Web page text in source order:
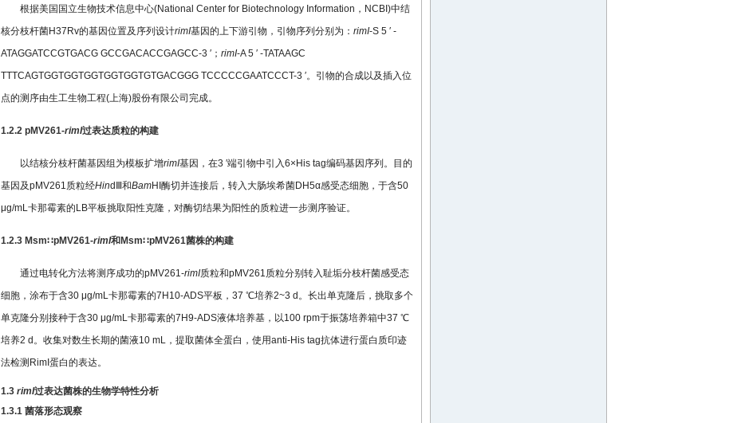
根据美国国立生物技术信息中心(National Center for Biotechnology Information，NCBI)中结
核分枝杆菌H37Rv的基因位置及序列设计rimI基因的上下游引物，引物序列分别为： rimI-S 5 ′ -
ATAGGATCCGTGACG GCCGACACCGAGCC-3 ′； rimI-A 5 ′ -TATAAGC
TTTCAGTGGTGGTGGTGGTGGTGTGACGGG TCCCCCGAATCCCT-3 ′。引物的合成以及插入位
点的测序由生工生物工程(上海)股份有限公司完成。
1.2.2 pMV261-rimI过表达质粒的构建
以结核分枝杆菌基因组为模板扩增rimI基因，在3 ′端引物中引入6×His tag编码基因序列。目的
基因及pMV261质粒经HindⅢ和BamHI酶切并连接后，转入大肠埃希菌DH5α感受态细胞，于含50
μg/mL卡那霉素的LB平板挑取阳性克隆，对酶切结果为阳性的质粒进一步测序验证。
1.2.3 Msm∷pMV261-rimI和Msm∷pMV261菌株的构建
通过电转化方法将测序成功的pMV261-rimI质粒和pMV261质粒分别转入耻垢分枝杆菌感受态
细胞，涂布于含30 μg/mL卡那霉素的7H10-ADS平板，37 ℃培养2~3 d。长出单克隆后，挑取多个
单克隆分别接种于含30 μg/mL卡那霉素的7H9-ADS液体培养基，以100 rpm于振荡培养箱中37 ℃
培养2 d。收集对数生长期的菌液10 mL，提取菌体全蛋白，使用anti-His tag抗体进行蛋白质印迹
法检测RimI蛋白的表达。
1.3 rimI过表达菌株的生物学特性分析
1.3.1 菌落形态观察